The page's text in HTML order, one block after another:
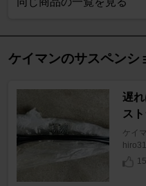
ケイマンのサスペンシ
遅
ス
ケイ
15